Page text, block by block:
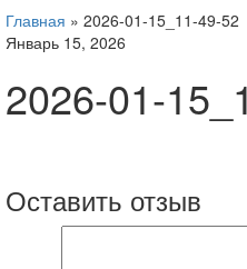
Главная » 2026-01-15_11-49-52
Январь 15, 2026
2026-01-
Оставить отзыв